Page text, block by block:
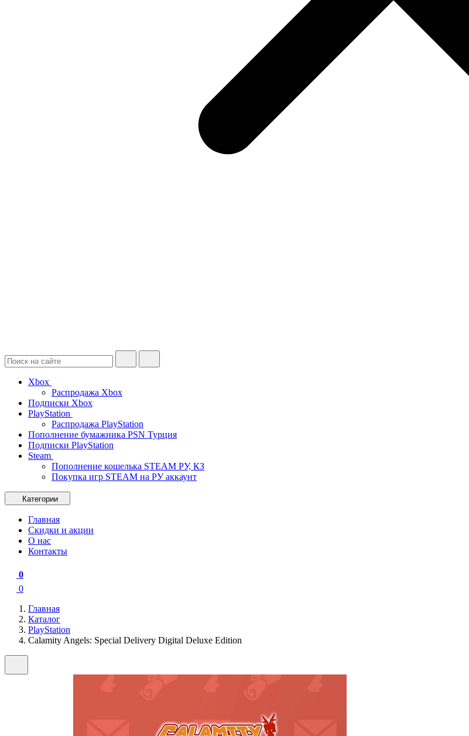
Xbox
Распродажа Xbox
Подписки Xbox
PlayStation
Распродажа PlayStation
Пополнение бумажника PSN Турция
Подписки PlayStation
Steam
Пополнение кошелька STEAM РУ, КЗ
Покупка игр STEAM на РУ аккаунт
Категории
Главная
Скидки и акции
О нас
Контакты
0
0
Главная
Каталог
PlayStation
Calamity Angels: Special Delivery Digital Deluxe Edition